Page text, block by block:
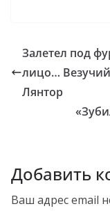
Залетел под
лицо… Везучий
Лянтор
Добавить
Ваш адрес email